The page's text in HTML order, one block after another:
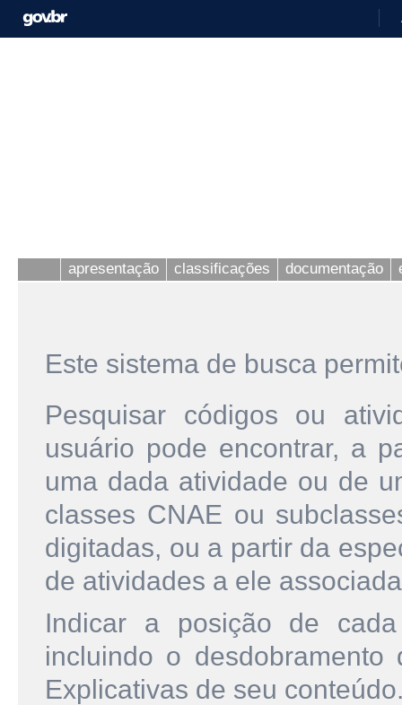
apresentação classificações documentação
Este sistema de busca
Pesquisar códigos ou
usuário pode encontrar, a
uma dada atividade ou de
classes CNAE ou
digitadas, ou a partir da
de atividades a ele
Indicar a posição de
incluindo o
Explicativas de seu